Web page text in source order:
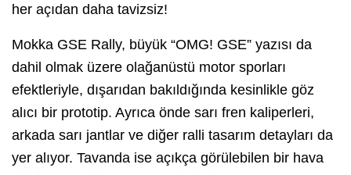
her açıdan daha tavizsiz!
Mokka GSE Rally, büyük “OMG! GSE” yazısı da
dahil olmak üzere olağanüstü motor sporları
efektleriyle, dışarıdan bakıldığında kesinlikle göz
alıcı bir prototip. Ayrıca önde sarı fren kaliperleri,
arkada sarı jantlar ve diğer ralli tasarım detayları da
yer alıyor. Tavanda ise açıkça görülebilen bir hava